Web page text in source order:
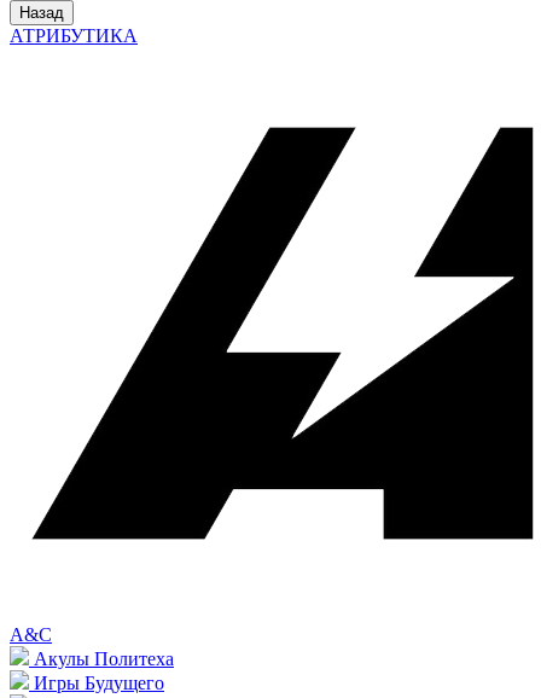
Назад
АТРИБУТИКА
A&C
Акулы Политеха
Игры Будущего